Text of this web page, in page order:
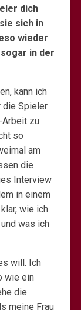
dich
sich in
wieder
in der
kann ich
die Spieler
zu
so
am
die
Interview
in einem
wie ich
was ich
will. Ich
wie ein
die
meine Frau